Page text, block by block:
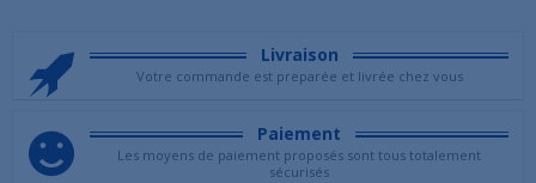
Livraison
Votre commande est preparée et livrée chez vous
Paiement
Les moyens de paiement proposés sont tous totalement
sécurisés